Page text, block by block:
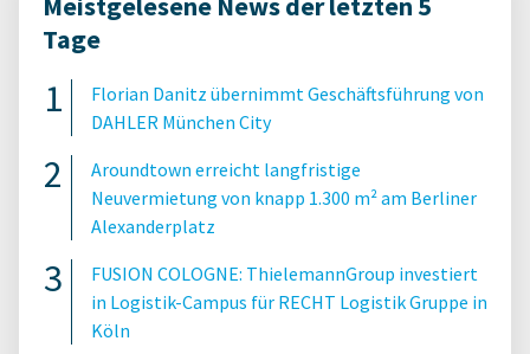
Tage
Florian Danitz übernimmt Geschäftsführung von
DAHLER München City
Aroundtown erreicht langfristige
Neuvermietung von knapp 1.300 m² am Berliner
Alexanderplatz
FUSION COLOGNE: ThielemannGroup investiert
in Logistik-Campus für RECHT Logistik Gruppe in
Köln